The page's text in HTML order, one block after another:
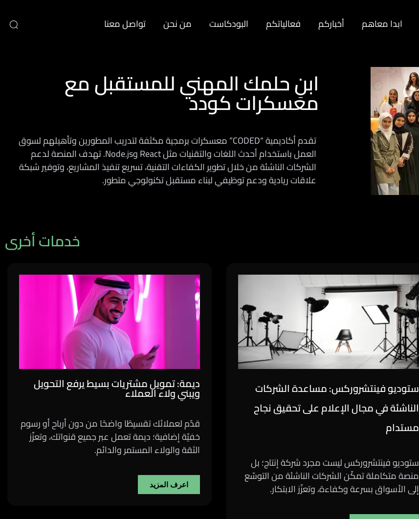
ابدا معاهم أخباركم فعالياتكم البودكاست من نحن تواصل معنا
ابنِ حلمك المهني للمستقبل مع
معسكرات كودد
تقدم أكاديمية “CODED” معسكرات برمجية مكثفة لتدريب المطورين وتأهيلهم لسوق
العمل باستخدام أحدث اللغات والتقنيات مثل React وNode.js. تهدف المنصة لدعم
الشركات الناشئة من خلال تطوير الكفاءات التقنية، تسريع تنفيذ المشاريع، وتوفير شبكة
علاقات ريادية ودعم توظيفي لبناء مستقبل تكنولوجي متطور.
خدمات أخرى
ستوديو فينتشروركس: مساعدة الشركات
الناشئة في مجال الإعلام على تحقيق نجاح
مستدام
ستوديو فينتشروركس ليست مجرد شركة إنتاج؛ بل
منصة متكاملة تمكّن الشركات الناشئة من التوسّع
إلى الأسواق بسرعة وكفاءة، وتعزّز الابتكار.
ديمة: تمويل مشتريات بسيط يرفع التحويل
ويبني ولاء العملاء
قدّم لعملائك تقسيطًا واضحًا من دون أرباح أو رسوم
خفيّة إضافية؛ ديمة تعمل عبر جميع قنواتك، وتعزّز
الثقة والولاء المستمر والدائم.
اعرف المزيد